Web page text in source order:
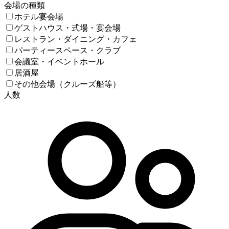
会場の種類
ホテル宴会場
ゲストハウス・式場・宴会場
レストラン・ダイニング・カフェ
パーティースペース・クラブ
会議室・イベントホール
居酒屋
その他会場（クルーズ船等）
人数